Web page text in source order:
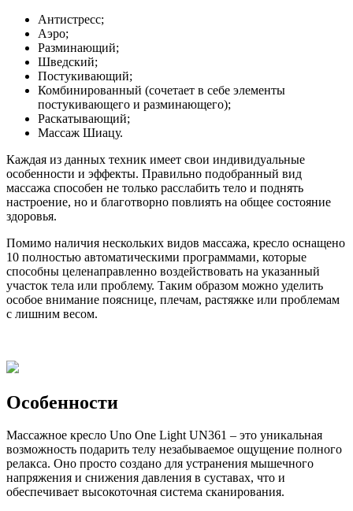
Антистресс;
Аэро;
Разминающий;
Шведский;
Постукивающий;
Комбинированный (сочетает в себе элементы
постукивающего и разминающего);
Раскатывающий;
Массаж Шиацу.
Каждая из данных техник имеет свои индивидуальные
особенности и эффекты. Правильно подобранный вид
массажа способен не только расслабить тело и поднять
настроение, но и благотворно повлиять на общее состояние
здоровья.
Помимо наличия нескольких видов массажа, кресло оснащено
10 полностью автоматическими программами, которые
способны целенаправленно воздействовать на указанный
участок тела или проблему. Таким образом можно уделить
особое внимание пояснице, плечам, растяжке или проблемам
с лишним весом.
Особенности
Массажное кресло Uno One Light UN361 – это уникальная
возможность подарить телу незабываемое ощущение полного
релакса. Оно просто создано для устранения мышечного
напряжения и снижения давления в суставах, что и
обеспечивает высокоточная система сканирования.